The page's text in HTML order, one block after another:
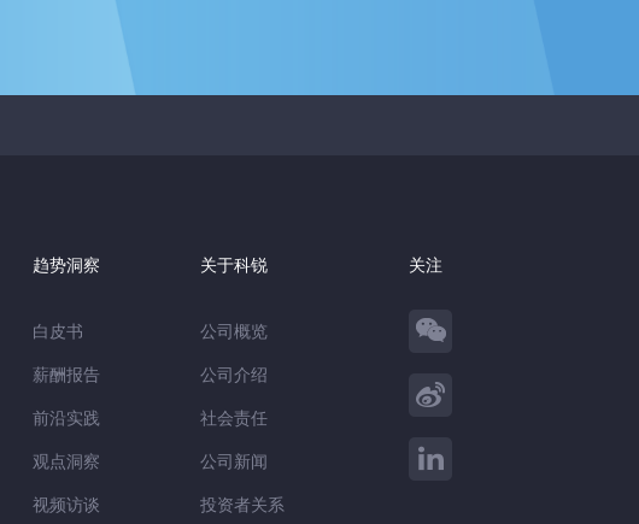
趋势洞察
白皮书
薪酬报告
前沿实践
观点洞察
视频访谈
关于科锐
公司概览
公司介绍
社会责任
公司新闻
投资者关系
关注